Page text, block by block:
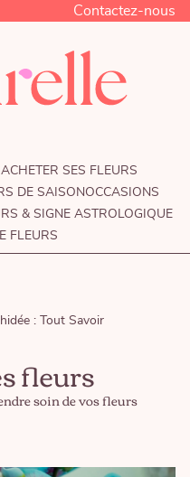
Contactez-nous
SES FLEURS
DE SAISON OCCASIONS
& SIGNE ASTROLOGIQUE
FLEURS
: Tout Savoir
fleurs
soin de vos fleurs